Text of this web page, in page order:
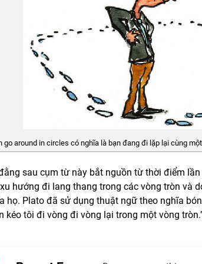
go around in circles có nghĩa là bạn đang đi lặp lại cùng
sau cụm từ này bắt nguồn từ thời điểm
hướng đi lang thang trong các vòng tròn và
họ. Plato đã sử dụng thuật ngữ theo nghĩa
kéo tôi đi vòng đi vòng lại trong một vòng